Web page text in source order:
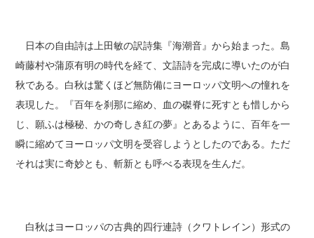
日本の自由詩は上田敏の訳詩集『海潮音』から始まった。島
崎藤村や蒲原有明の時代を経て、文語詩を完成に導いたのが白
秋である。白秋は驚くほど無防備にヨーロッパ文明への憧れを
表現した。『百年を刹那に縮め、血の磔脊に死すとも惜しから
じ、願ふは極秘、かの奇しき紅の夢』とあるように、百年を一
瞬に縮めてヨーロッパ文明を受容しようとしたのである。ただ
それは実に奇妙とも、斬新とも呼べる表現を生んだ。
白秋はヨーロッパの古典的四行連詩（クワトレイン）形式の